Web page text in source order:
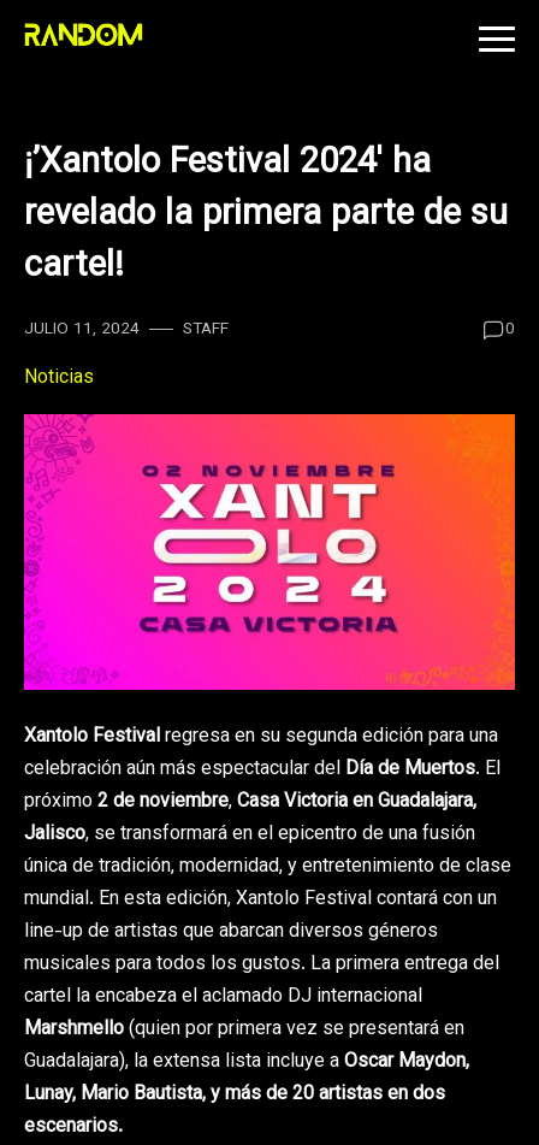
Skip
¡’Xantolo Festival 2024′ ha
revelado la primera parte de su
cartel!
JULIO 11, 2024 STAFF 0
Noticias
Xantolo Festivalregresa en su segunda edición para una
celebración aún más espectacular del Día de Muertos. El
próximo2 de noviembre,Casa Victoria en Guadalajara,
Jalisco, se transformará en el epicentro de una fusión
única de tradición, modernidad, y entretenimiento de clase
mundial. En esta edición, Xantolo Festival contará con un
line-up de artistas que abarcan diversos géneros
musicales para todos los gustos. La primera entrega del
cartel la encabeza el aclamado DJ internacional
Marshmello(quien por primera vez se presentará en
Guadalajara), la extensa lista incluye aOscar Maydon,
Lunay, Mario Bautista, y más de 20 artistas en dos
escenarios.